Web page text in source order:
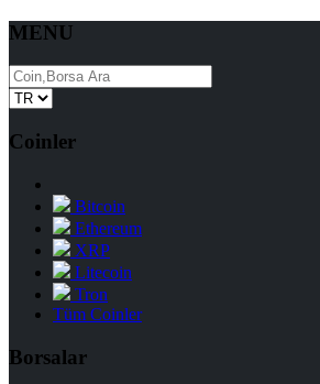
MENU
Coinler
Bitcoin
Ethereum
XRP
Litecoin
Tron
Tüm Coinler
Borsalar